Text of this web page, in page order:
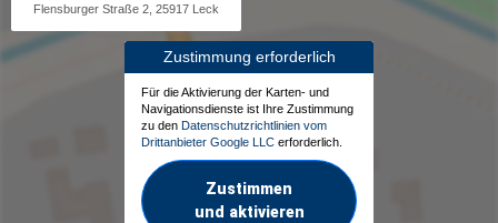
Flensburger Straße 2, 25917 Leck
Zustimmung erforderlich
Für die Aktivierung der Karten- und
Navigationsdienste ist Ihre Zustimmung
zu den Datenschutzrichtlinien vom
Drittanbieter Google LLC erforderlich.
Zustimmen
und aktivieren